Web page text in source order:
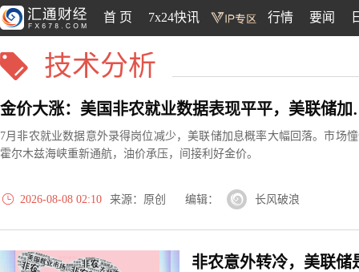
首 页 7x24快讯 行情 要闻
技术分析
金价大涨：
7月非农就业数据意外录得岗位减少，美联储加息概率大幅回落。市场
霍尔木兹海峡重新通航，油价承压，间接利好金价。
2026-08-08 02:10 来源：原创 编辑： 长风破浪
非农意外转冷，美联储